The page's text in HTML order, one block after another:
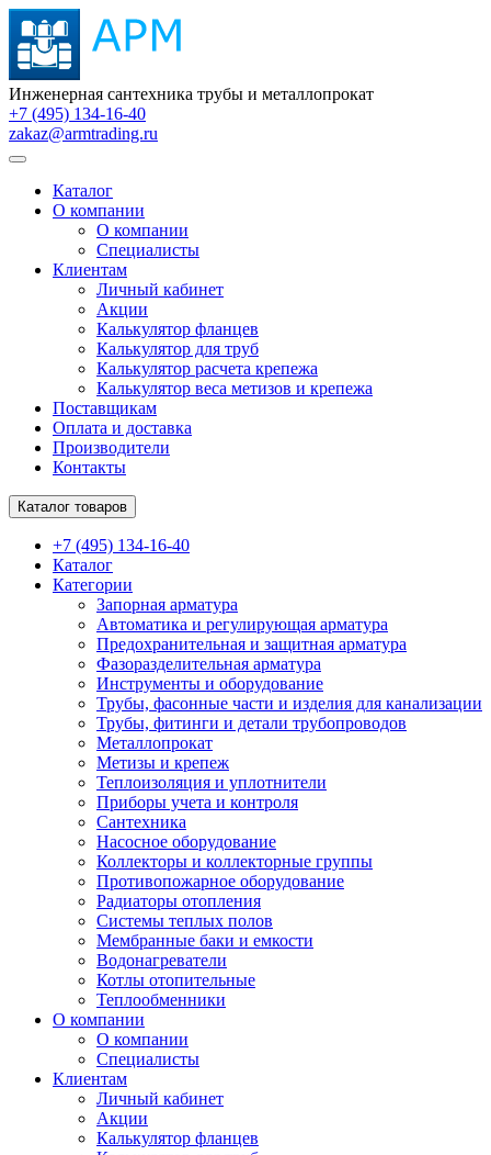
Инженерная сантехника трубы и металлопрокат
+7 (495) 134-16-40
zakaz@armtrading.ru
Каталог
О компании
О компании
Специалисты
Клиентам
Личный кабинет
Акции
Калькулятор фланцев
Калькулятор для труб
Калькулятор расчета крепежа
Калькулятор веса метизов и крепежа
Поставщикам
Оплата и доставка
Производители
Контакты
Каталог товаров
+7 (495) 134-16-40
Каталог
Категории
Запорная арматура
Автоматика и регулирующая арматура
Предохранительная и защитная арматура
Фазоразделительная арматура
Инструменты и оборудование
Трубы, фасонные части и изделия для канализации
Трубы, фитинги и детали трубопроводов
Металлопрокат
Метизы и крепеж
Теплоизоляция и уплотнители
Приборы учета и контроля
Сантехника
Насосное оборудование
Коллекторы и коллекторные группы
Противопожарное оборудование
Радиаторы отопления
Системы теплых полов
Мембранные баки и емкости
Водонагреватели
Котлы отопительные
Теплообменники
О компании
О компании
Специалисты
Клиентам
Личный кабинет
Акции
Калькулятор фланцев